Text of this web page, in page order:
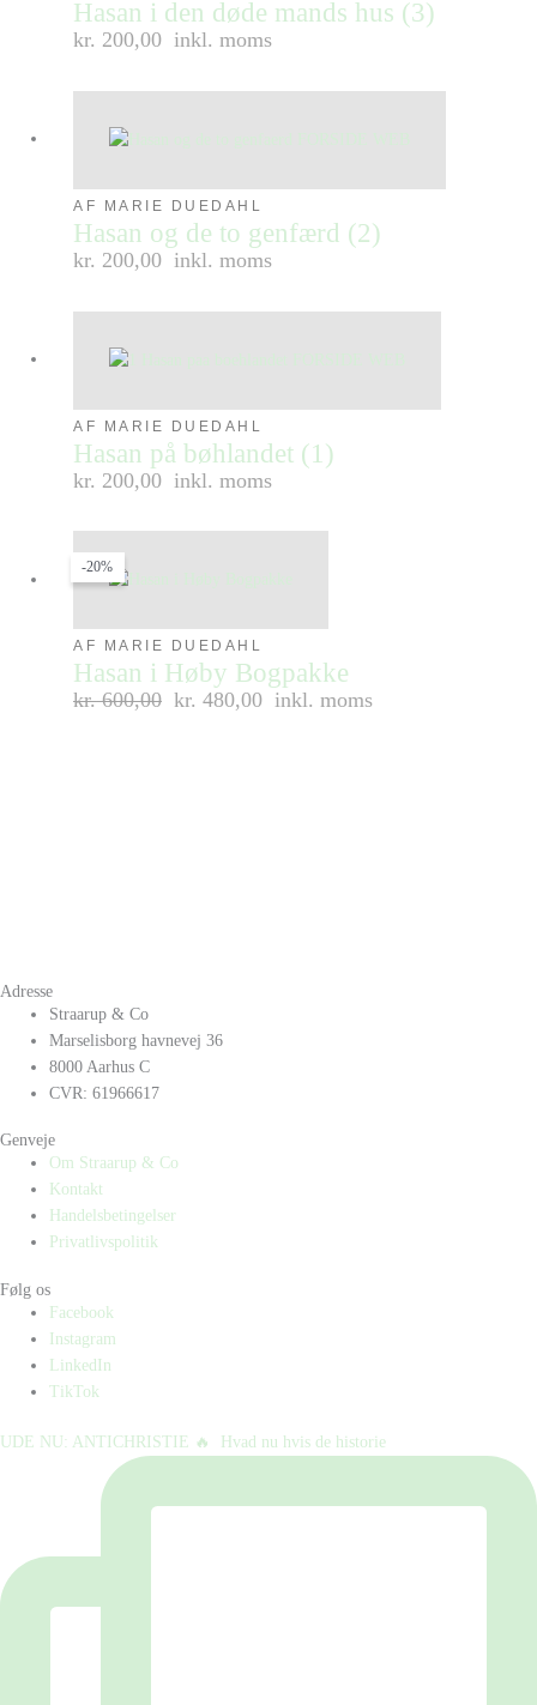
Hasan i den døde mands hus (3)
kr. 200,00 inkl. moms
AF MARIE DUEDAHL
Hasan og de to genfærd (2)
kr. 200,00 inkl. moms
AF MARIE DUEDAHL
Hasan på bøhlandet (1)
kr. 200,00 inkl. moms
-20%
AF MARIE DUEDAHL
Hasan i Høby Bogpakke
kr.600,00 kr. 480,00 inkl. moms
Adresse
Straarup & Co
Marselisborg havnevej 36
8000 Aarhus C
CVR: 61966617
Genveje
Om Straarup & Co
Kontakt
Handelsbetingelser
Privatlivspolitik
Følg os
Facebook
Instagram
LinkedIn
TikTok
UDE NU: ANTICHRISTIE 🔥⁠ ⁠ Hvad nu hvis de historie